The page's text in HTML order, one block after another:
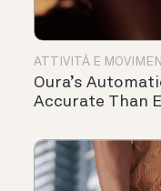
ATTIVITÀ E
Oura’s
Accurate Than